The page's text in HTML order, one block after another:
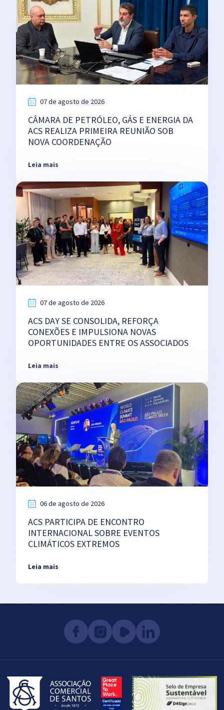
07 de agosto de 2026
CÂMARA DE PETRÓLEO, GÁS E ENERGIA DA
ACS REALIZA PRIMEIRA REUNIÃO SOB
NOVA COORDENAÇÃO
Leia mais
07 de agosto de 2026
ACS DAY SE CONSOLIDA, REFORÇA
CONEXÕES E IMPULSIONA NOVAS
OPORTUNIDADES ENTRE OS ASSOCIADOS
Leia mais
06 de agosto de 2026
ACS PARTICIPA DE ENCONTRO
INTERNACIONAL SOBRE EVENTOS
CLIMÁTICOS EXTREMOS
Leia mais